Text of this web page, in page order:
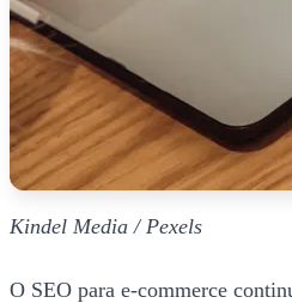
Kindel Media / Pexels
O SEO para e-commerce